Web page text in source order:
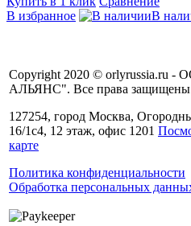
В избранное
В
Copyright 2020 © orlyrussia.ru
АЛЬЯНС". Все права
127254, город Москва,
16/1с4, 12 этаж, офис 1201
карте
Политика конфиденциальности
Обработка персональных